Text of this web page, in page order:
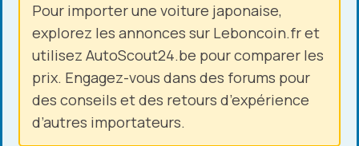
Pour importer une voiture japonaise,
explorez les annonces sur Leboncoin.fr et
utilisez AutoScout24.be pour comparer les
prix. Engagez-vous dans des forums pour
des conseils et des retours d’expérience
d’autres importateurs.